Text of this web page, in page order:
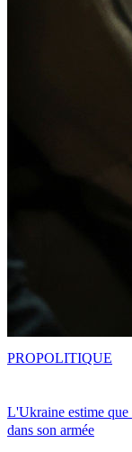
L'Ukraine estime que
dans son armée
PROPOLITIQUE